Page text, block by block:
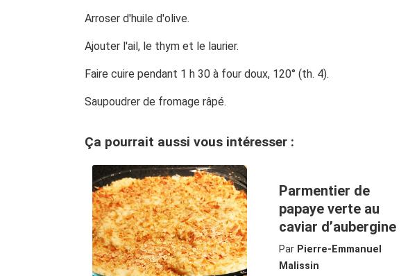
Arroser d'huile d'olive.
Ajouter l'ail, le thym et le laurier.
Faire cuire pendant 1 h 30 à four doux, 120° (th. 4).
Saupoudrer de fromage râpé.
Ça pourrait aussi vous intéresser :
Parmentier de
papaye verte au
caviar d’aubergine
Par Pierre-Emmanuel
Malissin